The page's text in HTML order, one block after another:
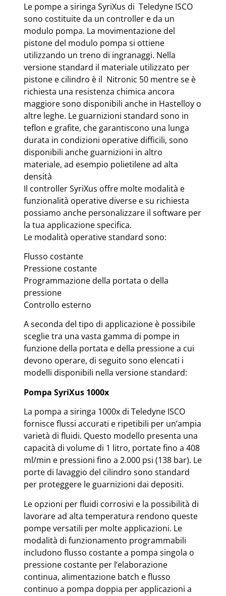
Le pompe a siringa SyriXus di Teledyne ISCO
sono costituite da un controller e da un
modulo pompa. La movimentazione del
pistone del modulo pompa si ottiene
utilizzando un treno di ingranaggi. Nella
versione standard il materiale utilizzato per
pistone e cilindro è il Nitronic 50 mentre se è
richiesta una resistenza chimica ancora
maggiore sono disponibili anche in Hastelloy o
altre leghe. Le guarnizioni standard sono in
teflon e grafite, che garantiscono una lunga
durata in condizioni operative difficili, sono
disponibili anche guarnizioni in altro
materiale, ad esempio polietilene ad alta
densità
Il controller SyriXus offre molte modalità e
funzionalità operative diverse e su richiesta
possiamo anche personalizzare il software per
la tua applicazione specifica.
Le modalità operative standard sono:
Flusso costante
Pressione costante
Programmazione della portata o della
pressione
Controllo esterno
A seconda del tipo di applicazione è possibile
sceglie tra una vasta gamma di pompe in
funzione della portata e della pressione a cui
devono operare, di seguito sono elencati i
modelli disponibili nella versione standard:
Pompa SyriXus 1000x
La pompa a siringa 1000x di Teledyne ISCO
fornisce flussi accurati e ripetibili per un’ampia
varietà di fluidi. Questo modello presenta una
capacità di volume di 1 litro, portate fino a 408
ml/min e pressioni fino a 2.000 psi (138 bar). Le
porte di lavaggio del cilindro sono standard
per proteggere le guarnizioni dai depositi.​​​
Le opzioni per fluidi corrosivi e la possibilità di
lavorare ad alta temperatura rendono queste
pompe versatili per molte applicazioni. Le
modalità di funzionamento programmabili
includono flusso costante a pompa singola o
pressione costante per l’elaborazione
continua, alimentazione batch e flusso
continuo a pompa doppia per applicazioni a